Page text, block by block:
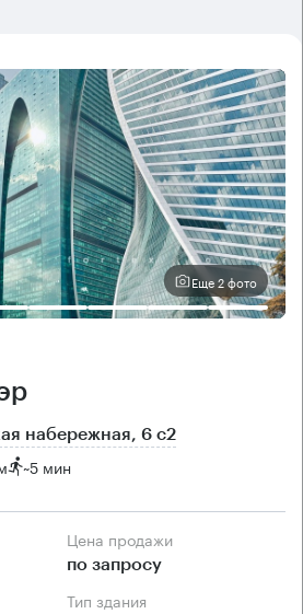
Еще 2 фото
набережная, 6 с2
~5 мин
Цена продажи
по запросу
Тип здания